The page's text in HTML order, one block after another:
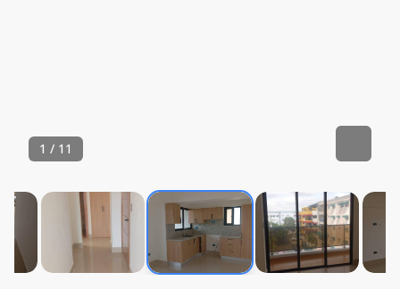
1 / 11